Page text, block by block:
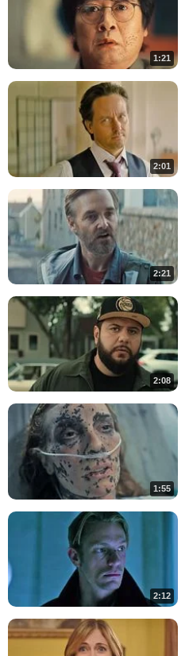
1:21
2:01
2:21
2:08
1:55
2:12